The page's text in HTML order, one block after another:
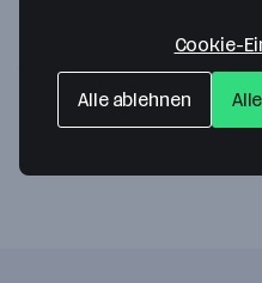
1070 Wien— Route
Website
Cookie-
Alle ablehnen